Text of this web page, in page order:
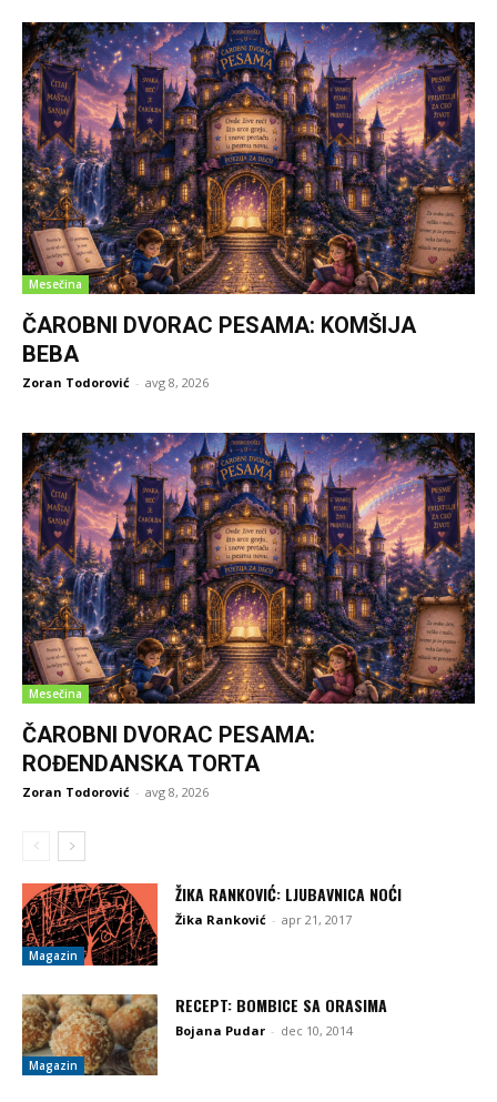
Mesečina
ČAROBNI DVORAC PESAMA: KOMŠIJA
BEBA
Zoran Todorović - avg 8, 2026
Mesečina
ČAROBNI DVORAC PESAMA:
ROĐENDANSKA TORTA
Zoran Todorović - avg 8, 2026
Magazin
ŽIKA RANKOVIĆ: LJUBAVNICA NOĆI
Žika Ranković - apr 21, 2017
Magazin
RECEPT: BOMBICE SA ORASIMA
Bojana Pudar - dec 10, 2014